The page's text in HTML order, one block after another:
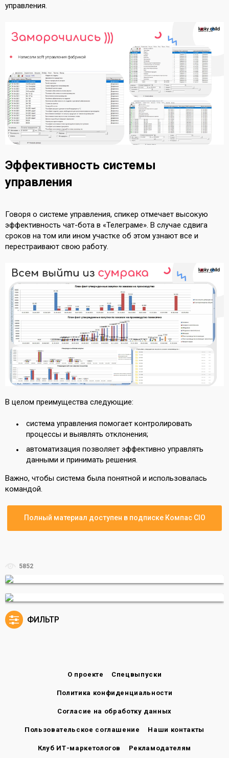
управления.
Эффективность системы
управления
Говоря о системе управления, спикер отмечает высокую
эффективность чат-бота в «Телеграме». В случае сдвига
сроков на том или ином участке об этом узнают все и
перестраивают свою работу.
В целом преимущества следующие:
система управления помогает контролировать
процессы и выявлять отклонения;
автоматизация позволяет эффективно управлять
данными и принимать решения.
Важно, чтобы система была понятной и использовалась
командой.
Полный материал доступен в подписке Компас CIO
5852
ФИЛЬТР
О проекте Спецвыпуски
Политика конфиденциальности
Согласие на обработку данных
Пользовательское соглашение Наши контакты
Клуб ИТ-маркетологов Рекламодателям